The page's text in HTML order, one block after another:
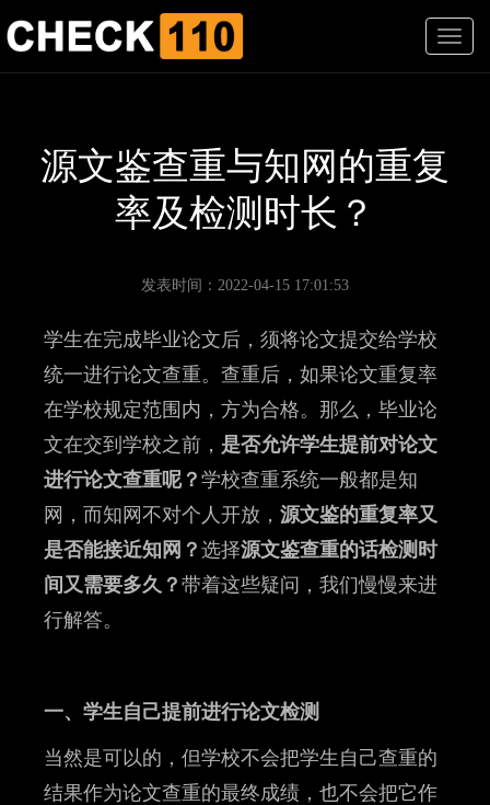
T
o
源文鉴查重与知网的重复
率及检测时长？
发表时间：2022-04-15 17:01:53
学生在完成毕业论文后，须将论文提交给学校
统一进行论文查重。查重后，如果论文重复率
在学校规定范围内，方为合格。那么，毕业论
文在交到学校之前， 是否允许学生提前对论文
进行论文查重呢？ 学校查重系统一般都是知
网，而知网不对个人开放， 源文鉴的重复率又
是否能接近知网？ 选择源文鉴查重的话检测时
间又需要多久？ 带着这些疑问，我们慢慢来进
行解答。
一、学生自己提前进行论文检测
当然是可以的，但学校不会把学生自己查重的
结果作为论文查重的最终成绩，也不会把它作